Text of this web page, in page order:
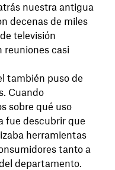
nuestra antigua
decenas de miles
televisión
reuniones casi
también puso de
Cuando
sobre qué uso
fue descubrir que
herramientas
tanto a
departamento.